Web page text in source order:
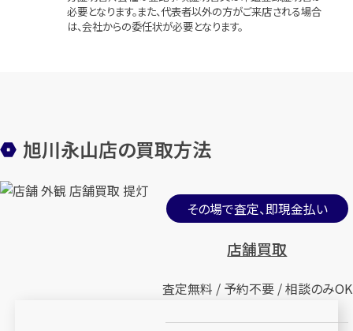
必要となります。また、代表者以外の方がご来店される場合
は、会社からの委任状が必要となります。
旭川永山店の買取方法
その場で査定、即現金払い
店舗買取
査定無料 / 予約不要 / 相談のみOK